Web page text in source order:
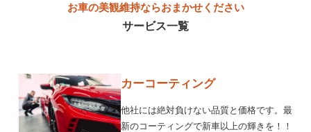
お車の美観維持ならおまかせください
サービス一覧
カーコーティング
他社には絶対負けない品質と価格です。最
新のコーティングで新車以上の輝きを！！